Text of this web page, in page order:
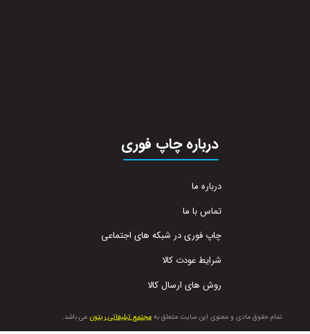
تمام حقوق مادی و معنوی این سایت متعلق به مجتمع تبلیغاتی ریتون می باشد.
درباره چاپ فوری
درباره ما
تماس با ما
چاپ فوری در شبکه های اجتماعی
شرایط عودت کالا
روش های ارسال کالا